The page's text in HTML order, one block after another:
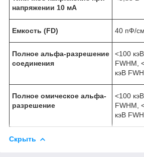
напряжении 10 мА
Емкость (FD) 40 пФ/
Полное альфа-разрешение
соединения
<100
FWHM,
кэВ
Полное омическое альфа-
разрешение
<100
FWHM,
кэВ
Скрыть